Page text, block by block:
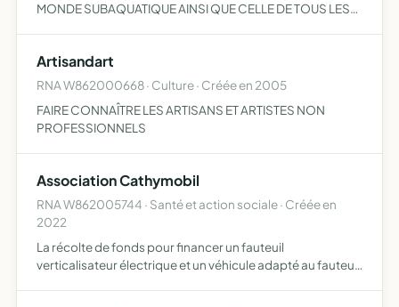
MONDE SUBAQUATIQUE AINSI QUE CELLE DE TOUS LES
Artisandart
RNA W862000668 · Culture · Créée en 2005
FAIRE CONNAÎTRE LES ARTISANS ET ARTISTES NON
PROFESSIONNELS
Association Cathymobil
RNA W862005744 · Santé et action sociale · Créée en
2022
La récolte de fonds pour financer un fauteuil
verticalisateur électrique et un véhicule adapté au fauteuil